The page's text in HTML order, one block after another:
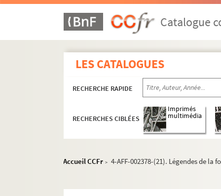
Catalogue
LES CATALOGUES
RECHERCHE RAPIDE
RECHERCHES CIBLÉES
Imprimés
multimédia
Accueil CCFr > 4-AFF-002378-(21). Légendes de la
8e arrondissement
10e arrondissement
11e arrondissement
American Center